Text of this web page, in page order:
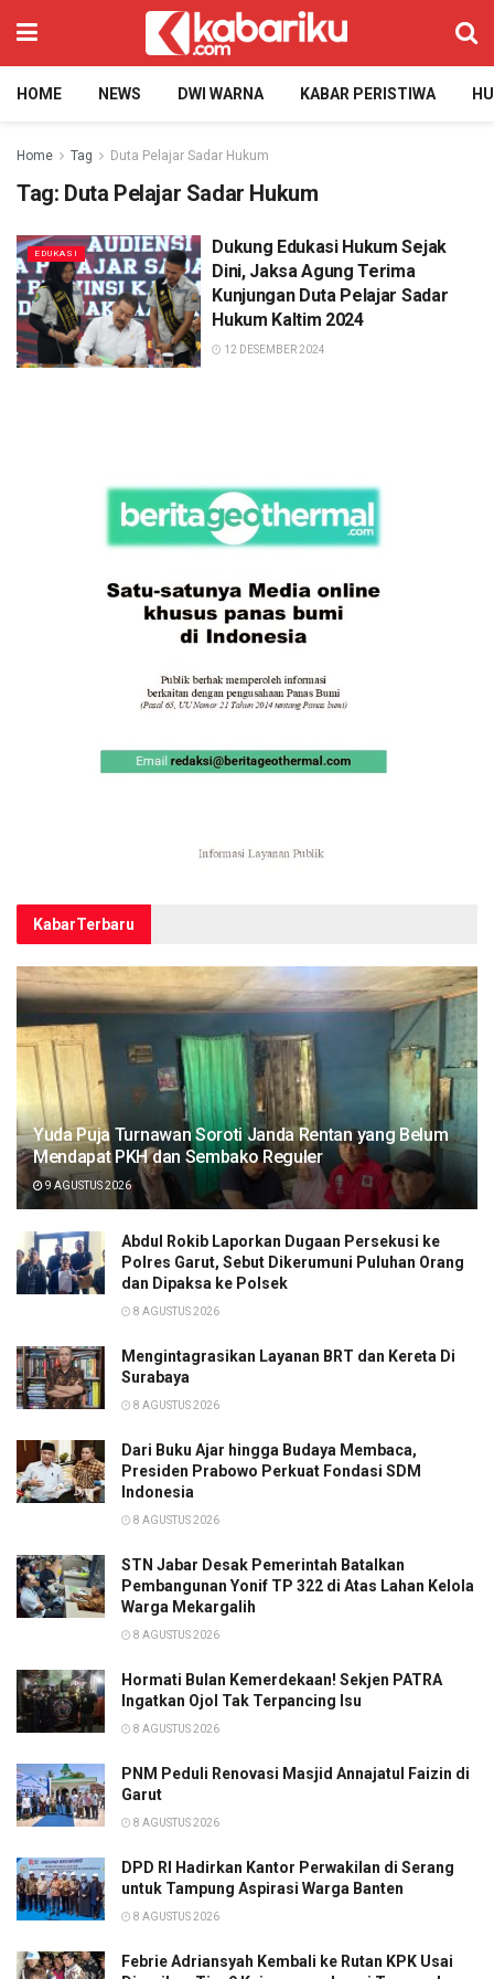
HOME NEWS DWI WARNA KABAR PERISTIWA
Home Tag Duta Pelajar Sadar Hukum
Tag: Duta Pelajar Sadar Hukum
EDUKASI
Dukung Edukasi Hukum Sejak
Dini, Jaksa Agung Terima
Kunjungan Duta Pelajar Sadar
Hukum Kaltim 2024
12 DESEMBER 2024
KabarTerbaru
Yuda Puja Turnawan Soroti Janda Rentan yang Belum
Mendapat PKH dan Sembako Reguler
9 AGUSTUS 2026
Abdul Rokib Laporkan Dugaan Persekusi ke
Polres Garut, Sebut Dikerumuni Puluhan Orang
dan Dipaksa ke Polsek
8 AGUSTUS 2026
Mengintagrasikan Layanan BRT dan Kereta Di
Surabaya
8 AGUSTUS 2026
Dari Buku Ajar hingga Budaya Membaca,
Presiden Prabowo Perkuat Fondasi SDM
Indonesia
8 AGUSTUS 2026
STN Jabar Desak Pemerintah Batalkan
Pembangunan Yonif TP 322 di Atas Lahan Kelola
Warga Mekargalih
8 AGUSTUS 2026
Hormati Bulan Kemerdekaan! Sekjen PATRA
Ingatkan Ojol Tak Terpancing Isu
8 AGUSTUS 2026
PNM Peduli Renovasi Masjid Annajatul Faizin di
Garut
8 AGUSTUS 2026
DPD RI Hadirkan Kantor Perwakilan di Serang
untuk Tampung Aspirasi Warga Banten
8 AGUSTUS 2026
Febrie Adriansyah Kembali ke Rutan KPK Usai